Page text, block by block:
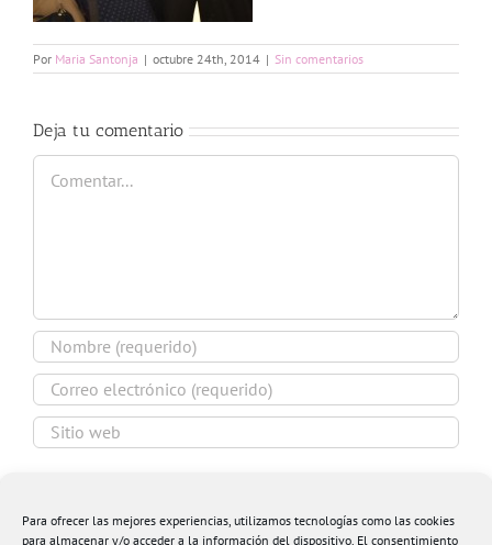
Para ofrecer las mejores experiencias, utilizamos tecnologías como las cookies
para almacenar y/o acceder a la información del dispositivo. El consentimiento
Por Maria Santonja | octubre 24th, 2014 | Sin comentarios
Deja tu comentario
Comentar
navegador para la próxima vez que comente.